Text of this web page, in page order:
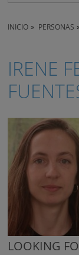
INICIO PERSONAS
IRENE
LOOKING